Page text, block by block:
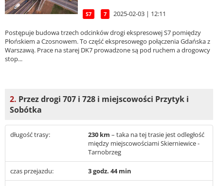
S7 7 2025-02-03 | 12:11
Postępuje budowa trzech odcinków drogi ekspresowej S7 pomiędzy
Płońskiem a Czosnowem. To część ekspresowego połączenia Gdańska z
Warszawą. Prace na starej DK7 prowadzone są pod ruchem a drogowcy
stop...
2. Przez drogi 707 i 728 i miejscowości Przytyk i
Sobótka
długość trasy: 230 km – taka na tej trasie jest odległość
między miejscowościami Skierniewice -
Tarnobrzeg
czas przejazdu: 3 godz. 44 min